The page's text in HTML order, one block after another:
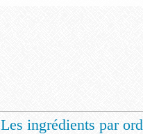
Les ingrédients par